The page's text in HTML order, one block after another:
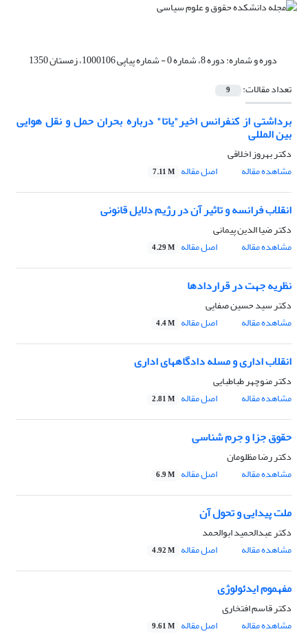
دوره و شماره:دوره 8، شماره 0 - شماره پیاپی 1000106، زمستان 1350
تعداد مقالات:
9
برداشتی از کنفرانس اخیر"یاتا" درباره بحران حمل و نقل هوایی
بین المللی
دکتر بهروز اخلاقی
مشاهده مقاله
اصل مقاله 7.11 M
انقلاب فرانسه و تاثیر آن در رژیم دلایل قانونی
دکتر ضیا الدین پیمانی
مشاهده مقاله
اصل مقاله 4.29 M
نظریه جهت در قراردادها
دکتر سید حسین صفایی
مشاهده مقاله
اصل مقاله 4.4 M
انقلاب اداری و مسله دادگاههای اداری
دکتر منوچهر طباطبایی
مشاهده مقاله
اصل مقاله 2.81 M
حقوق جزا و جرم شناسی
دکتر رضا مظلومان
مشاهده مقاله
اصل مقاله 6.9 M
ملت پیدایی و تحول آن
دکتر عبدالحمید ابوالحمد
مشاهده مقاله
اصل مقاله 4.92 M
مفهموم ایدئولوژی
دکتر قاسم افتخاری
مشاهده مقاله
اصل مقاله 9.61 M